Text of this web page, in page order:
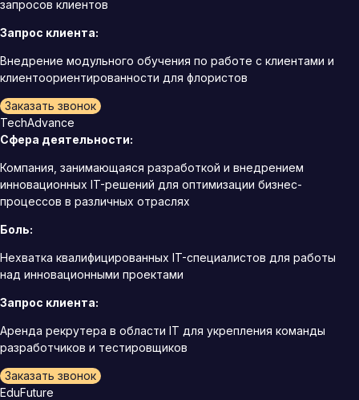
запросов клиентов
Запрос клиента:
Внедрение модульного обучения по работе с клиентами и
клиентоориентированности для флористов
Заказать звонок
TechAdvance
Сфера деятельности:
Компания, занимающаяся разработкой и внедрением
инновационных IT-решений для оптимизации бизнес-
процессов в различных отраслях
Боль:
Нехватка квалифицированных IT-специалистов для работы
над инновационными проектами
Запрос клиента:
Аренда рекрутера в области IT для укрепления команды
разработчиков и тестировщиков
Заказать звонок
EduFuture